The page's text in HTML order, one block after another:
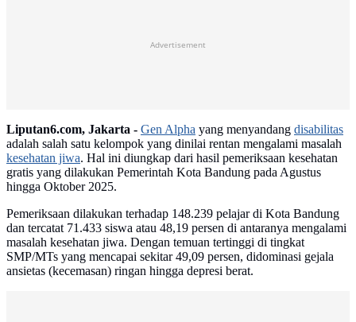
Advertisement
Liputan6.com, Jakarta - Gen Alpha yang menyandang disabilitas
adalah salah satu kelompok yang dinilai rentan mengalami masalah
kesehatan jiwa. Hal ini diungkap dari hasil pemeriksaan kesehatan
gratis yang dilakukan Pemerintah Kota Bandung pada Agustus
hingga Oktober 2025.
Pemeriksaan dilakukan terhadap 148.239 pelajar di Kota Bandung
dan tercatat 71.433 siswa atau 48,19 persen di antaranya mengalami
masalah kesehatan jiwa. Dengan temuan tertinggi di tingkat
SMP/MTs yang mencapai sekitar 49,09 persen, didominasi gejala
ansietas (kecemasan) ringan hingga depresi berat.